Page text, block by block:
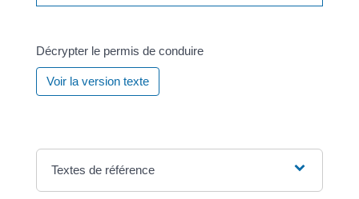
Décrypter le permis de conduire
Voir la version texte
Textes de référence